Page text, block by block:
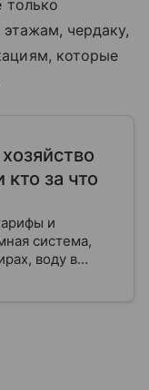
только
чердаку,
которые
за что
и
система,
воду в
дворах.